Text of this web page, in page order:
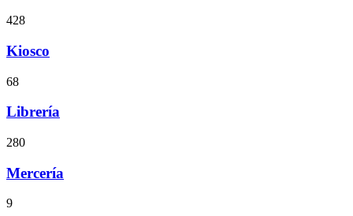
428
Kiosco
68
Librería
280
Mercería
9